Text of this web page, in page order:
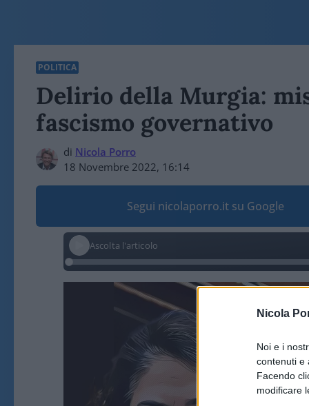
Nicola
Noi e i
contenuti e
Facendo
modificare
POLITICA
Delirio della Murgia:
fascismo governativo
di Nicola Porro
18 Novembre 2022, 16:14
Segui nicolaporro.it su Google
Ascolta l'articolo